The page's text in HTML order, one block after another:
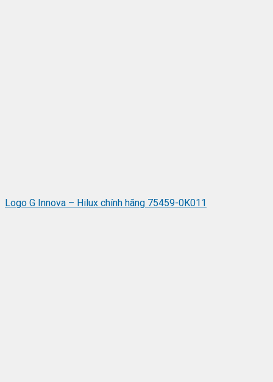
Logo G Innova – Hilux chính hãng 75459-0K011